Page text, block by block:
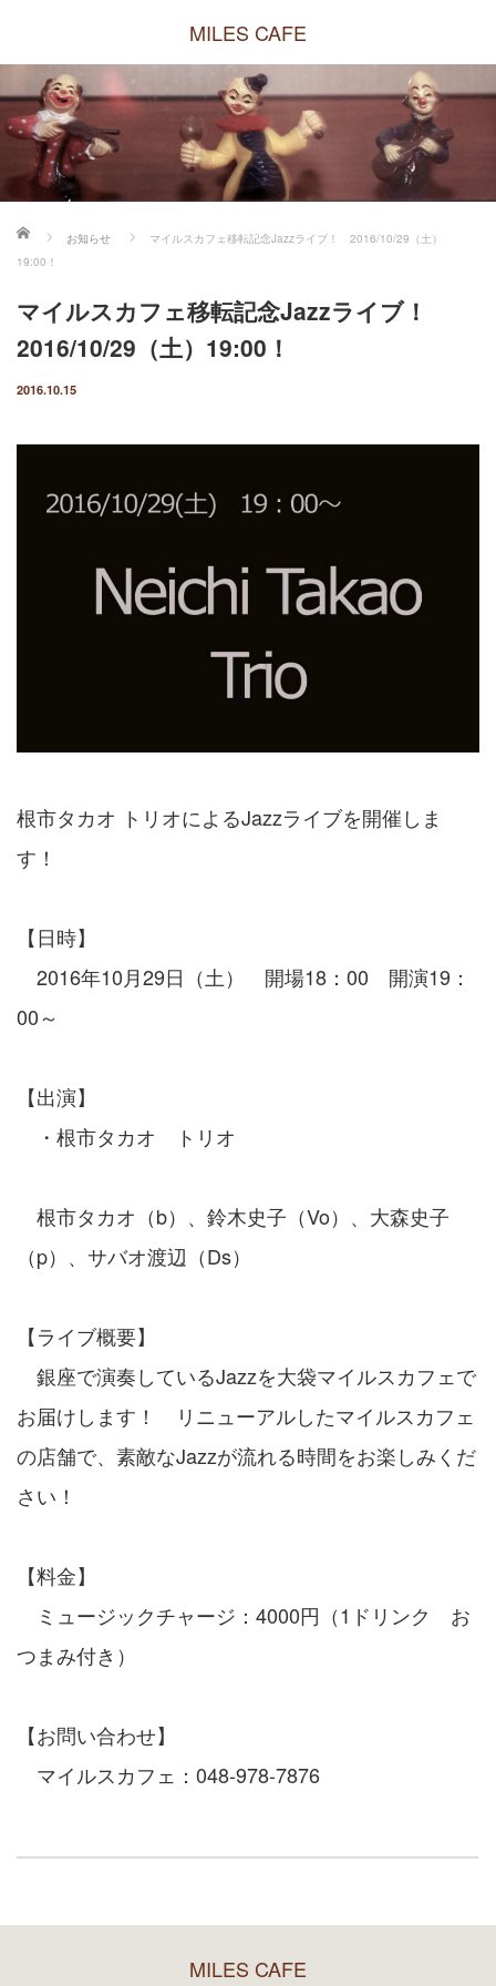
MILES CAFE
ホーム お知らせ
マイルスカフェ移転記念Jazzライブ！ 2016/10/29（土）
19:00！
マイルスカフェ移転記念Jazzライブ！
2016/10/29（土）19:00！
2016.10.15
根市タカオ トリオによるJazzライブを開催しま
す！
【日時】
2016年10月29日（土） 開場18：00 開演19：
00～
【出演】
・根市タカオ トリオ
根市タカオ（b）、鈴木史子（Vo）、大森史子
（p）、サバオ渡辺（Ds）
【ライブ概要】
銀座で演奏しているJazzを大袋マイルスカフェで
お届けします！ リニューアルしたマイルスカフェ
の店舗で、素敵なJazzが流れる時間をお楽しみくだ
さい！
【料金】
ミュージックチャージ：4000円（1ドリンク お
つまみ付き）
【お問い合わせ】
マイルスカフェ：048-978-7876
MILES CAFE